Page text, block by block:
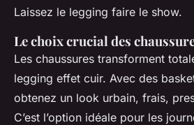
Laissez le legging faire le show.
Le choix crucial des
Les chaussures transforment
legging effet cuir. Avec des
obtenez un look urbain, frais,
C’est l’option idéale pour les